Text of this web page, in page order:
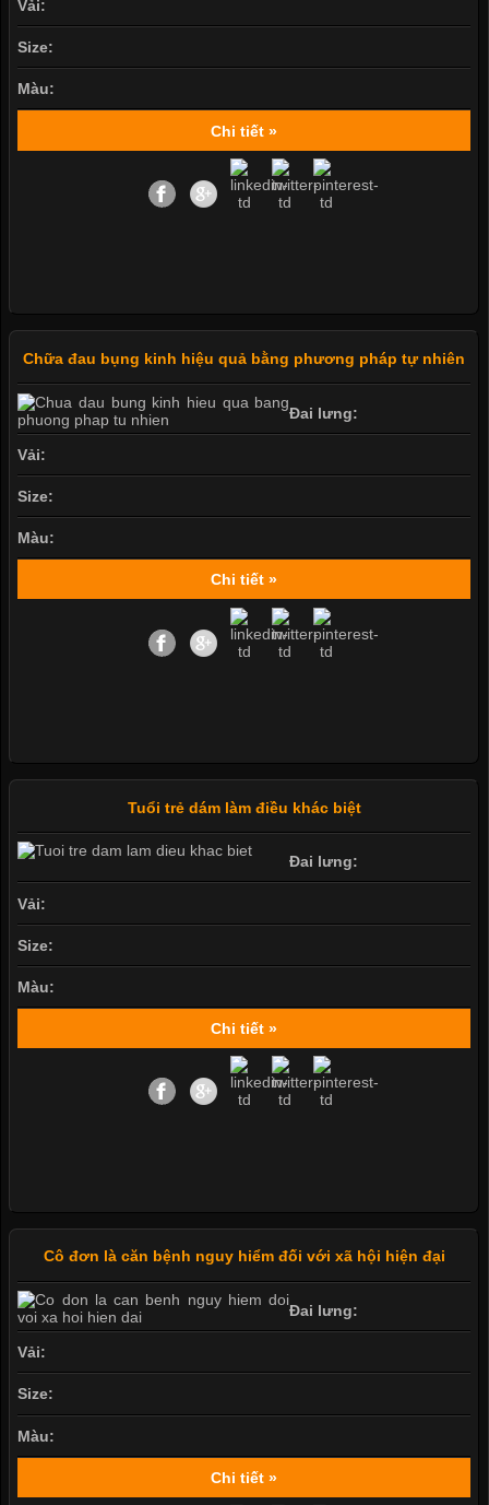
Vải:
Size:
Màu:
Chi tiết »
Chữa đau bụng kinh hiệu quả bằng phương pháp tự nhiên
Đai lưng:
Vải:
Size:
Màu:
Chi tiết »
Tuổi trẻ dám làm điều khác biệt
Đai lưng:
Vải:
Size:
Màu:
Chi tiết »
Cô đơn là căn bệnh nguy hiểm đối với xã hội hiện đại
Đai lưng:
Vải:
Size:
Màu:
Chi tiết »